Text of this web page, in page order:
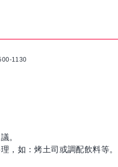
1130
。
，如：烤土司或調配飲料等。